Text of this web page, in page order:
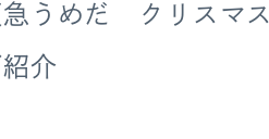
急うめだ クリスマス
介